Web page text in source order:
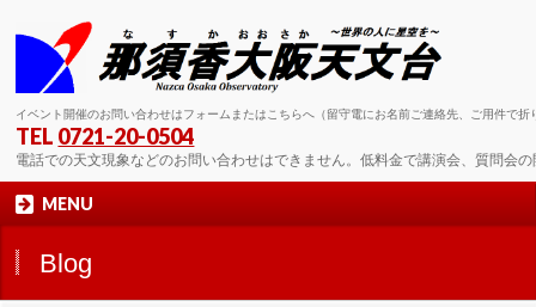
イベント開催のお問い合わせはフォームまたはこちらへ（留守電にお名前ご連絡先、ご用件で折
TEL 0721-20-0504
電話での天文現象などのお問い合わせはできません。低料金で講演会、質問会
MENU
Blog